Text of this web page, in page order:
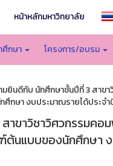
หน้าหลักมหาวิทยาลัย
ศึกษา โครงการ/อบรม
ยินดีกับ นักศึกษาชั้นปีที่ 3 สาข
ษา งบประมาณรายได้ประจำ
ขาวิชาวิศวกรรมคอ
แบบของนักศึกษา ง